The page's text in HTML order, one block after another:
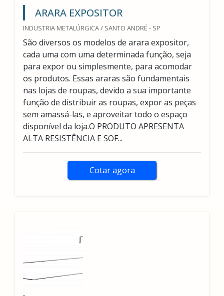
ARARA EXPOSITOR
INDUSTRIA METALÚRGICA / SANTO ANDRÉ - SP
São diversos os modelos de arara expositor,
cada uma com uma determinada função, seja
para expor ou simplesmente, para acomodar
os produtos. Essas araras são fundamentais
nas lojas de roupas, devido a sua importante
função de distribuir as roupas, expor as peças
sem amassá-las, e aproveitar todo o espaço
disponível da loja.O PRODUTO APRESENTA
ALTA RESISTÊNCIA E SOF...
Cotar agora